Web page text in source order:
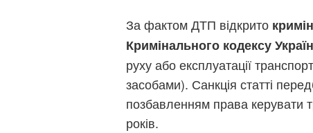
За фактом ДТП відкрито
Кримінального кодексу
руху або експлуатації
засобами). Санкція статті
позбавленням права керувати
років.